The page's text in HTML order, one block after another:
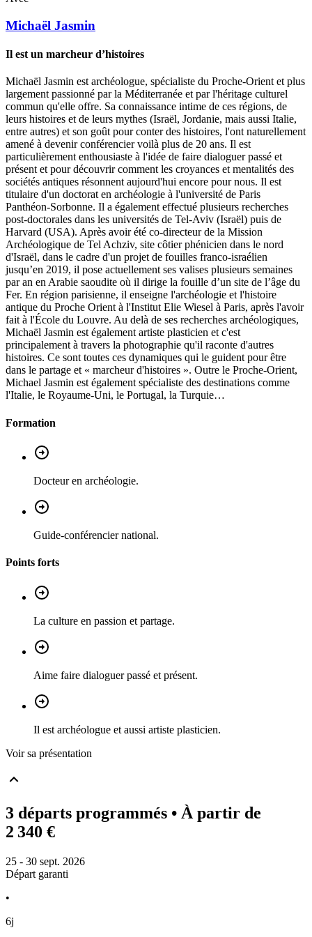
Michaël Jasmin
Il est un marcheur d’histoires
Michaël Jasmin est archéologue, spécialiste du Proche-Orient et plus
largement passionné par la Méditerranée et par l'héritage culturel
commun qu'elle offre. Sa connaissance intime de ces régions, de
leurs histoires et de leurs mythes (Israël, Jordanie, mais aussi Italie,
entre autres) et son goût pour conter des histoires, l'ont naturellement
amené à devenir conférencier voilà plus de 20 ans. Il est
particulièrement enthousiaste à l'idée de faire dialoguer passé et
présent et pour découvrir comment les croyances et mentalités des
sociétés antiques résonnent aujourd'hui encore pour nous. Il est
titulaire d'un doctorat en archéologie à l'université de Paris
Panthéon-Sorbonne. Il a également effectué plusieurs recherches
post-doctorales dans les universités de Tel-Aviv (Israël) puis de
Harvard (USA). Après avoir été co-directeur de la Mission
Archéologique de Tel Achziv, site côtier phénicien dans le nord
d'Israël, dans le cadre d'un projet de fouilles franco-israélien
jusqu’en 2019, il pose actuellement ses valises plusieurs semaines
par an en Arabie saoudite où il dirige la fouille d’un site de l’âge du
Fer. En région parisienne, il enseigne l'archéologie et l'histoire
antique du Proche Orient à l'Institut Elie Wiesel à Paris, après l'avoir
fait à l'École du Louvre. Au delà de ses recherches archéologiques,
Michaël Jasmin est également artiste plasticien et c'est
principalement à travers la photographie qu'il raconte d'autres
histoires. Ce sont toutes ces dynamiques qui le guident pour être
dans le partage et « marcheur d'histoires ». Outre le Proche-Orient,
Michael Jasmin est également spécialiste des destinations comme
l'Italie, le Royaume-Uni, le Portugal, la Turquie…
Formation
Docteur en archéologie.
Guide-conférencier national.
Points forts
La culture en passion et partage.
Aime faire dialoguer passé et présent.
Il est archéologue et aussi artiste plasticien.
Voir sa présentation
3 départs programmés • À partir de
2 340 €
25 - 30 sept. 2026
Départ garanti
•
6j